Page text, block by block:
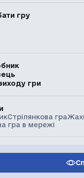
гру
гри
Стрілянкова гра
гра в мережі